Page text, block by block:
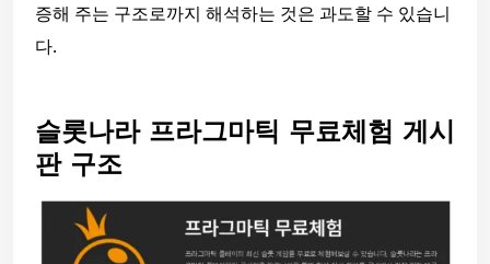
증해 주는 구조로까지 해석하는 것은 과도할 수 있습니
다.
슬롯나라 프라그마틱 무료체험 게시
판 구조